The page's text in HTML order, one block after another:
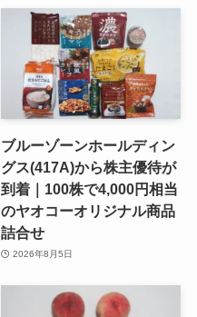
ブルーゾーンホールディン
グス(417A)から株主優待が
到着｜100株で4,000円相当
のヤオコーオリジナル商品
詰合せ
2026年8月5日